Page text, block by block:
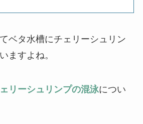
ベタ水槽にチェリーシュリン
ますよね。
リーシュリンプの混泳につい